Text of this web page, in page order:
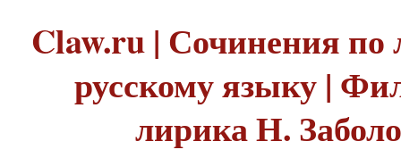
Claw.ru | Сочинения по
русскому языку |
лирика Н.